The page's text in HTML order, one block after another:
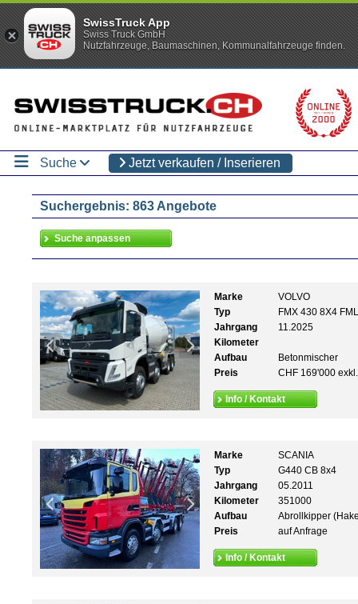
Suche Jetzt verkaufen / Inserieren
Suchergebnis: 863 Angebote
Marke
VOLVO
Typ
FMX 430 8X4
Jahrgang
11.2025
Kilometer
Aufbau
Betonmischer
Preis
CHF 169'000
Info / Kontakt
Marke
SCANIA
Typ
G440 CB 8x4
Jahrgang
05.2011
Kilometer
351000
Aufbau
Abrollkipper
Preis
auf Anfrage
Info / Kontakt
SwissTruck App
Swiss Truck GmbH
Nutzfahrzeuge, Baumaschinen, Kommunalfahrzeuge finden.